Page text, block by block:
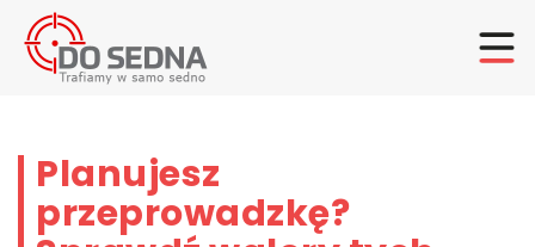
Planujesz
przeprowadzkę?